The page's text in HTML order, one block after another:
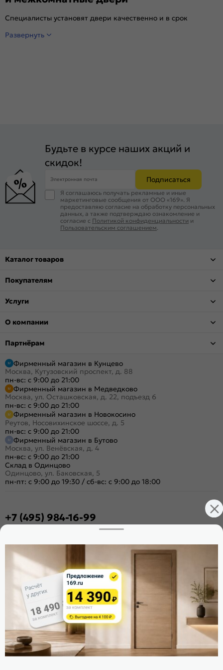
Специалисты установят двери качественно и в срок
Развернуть
Будьте в курсе наших акций и
скидок!
Электронная почта Подписаться
Я соглашаюсь получать рекламные и иные
маркетинговые сообщения от ООО «169». Я
предоставляю согласие на обработку персональных
данных, а также подтверждаю ознакомление и
согласие с Политикой конфиденциальности и
Пользовательским соглашением.
Каталог товаров
Покупателям
Услуги
О компании
Партнёрам
Фирменный магазин в Кунцево
Москва, Кутузовский проспект, д. 88
пн-вс: с 9:00 до 21:00
Фирменный магазин в Медведково
Москва, ул. Осташковская, д. 22, подъезд 6
пн-вс: с 9:00 до 21:00
Фирменный магазин в Новокосино
Реутов, Носовихинское шоссе, д. 5
пн-вс: с 9:00 до 21:00
Фирменный магазин в Бутово
Москва, ул. Венёвская, д. 4
пн-вс: с 9:00 до 21:00
Склад в Одинцово
Одинцово, ул. Баковская, 5
пн-пт: с 9:00 до 19:30 / сб-вс: с 9:00 до 18:00
+7 (495) 984-16-99
Поделиться
Оцените магазин
ИКС 1340
© 2010—2026 Склад Дверей 169.RU